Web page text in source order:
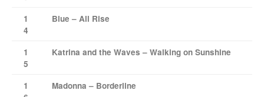
1
4
Blue – All Rise
1
5
Katrina and the Waves – Walking on Sunshine
1
Madonna – Borderline